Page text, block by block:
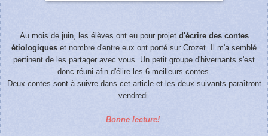
Au mois de juin, les élèves ont eu pour projetd'écrire des contes
étiologiques et nombre d'entre eux ont porté sur Crozet. Il m'a semblé
pertinent de les partager avec vous. Un petit groupe d'hivernants s'est
donc réuni afin d'élire les 6 meilleurs contes.
Deux contes sont à suivre dans cet article et les deux suivants paraîtront
vendredi.
Bonne lecture!